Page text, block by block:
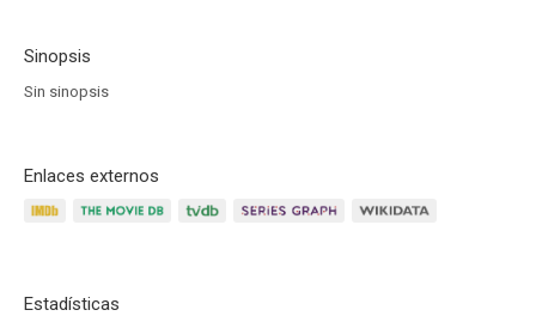
Sinopsis
Sin sinopsis
Enlaces externos
Estadísticas